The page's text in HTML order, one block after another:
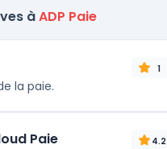
àADP Paie
1
la paie.
Paie 4.2